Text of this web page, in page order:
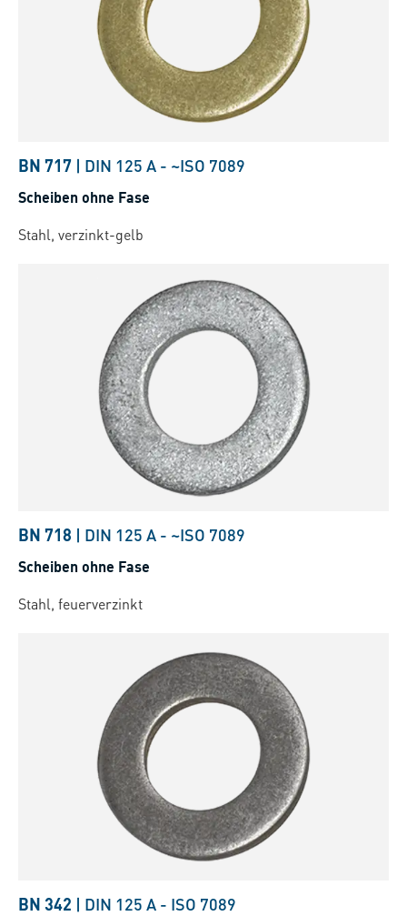
BN 717 | DIN 125 A - ~ISO 7089
Scheiben ohne Fase
Stahl, verzinkt-gelb
BN 718 | DIN 125 A - ~ISO 7089
Scheiben ohne Fase
Stahl, feuerverzinkt
BN 342 | DIN 125 A - ISO 7089